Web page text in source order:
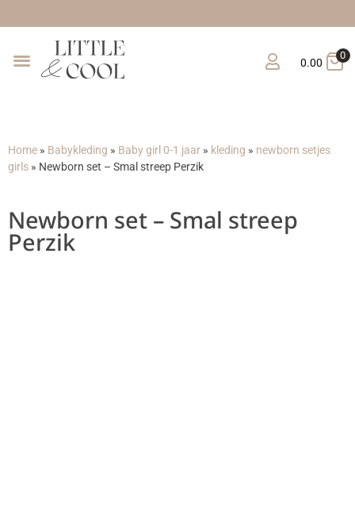
0.00
0
Home » Babykleding » Baby girl 0-1 jaar » kleding » newborn setjes
girls » Newborn set – Smal streep Perzik
Newborn set – Smal streep
Perzik